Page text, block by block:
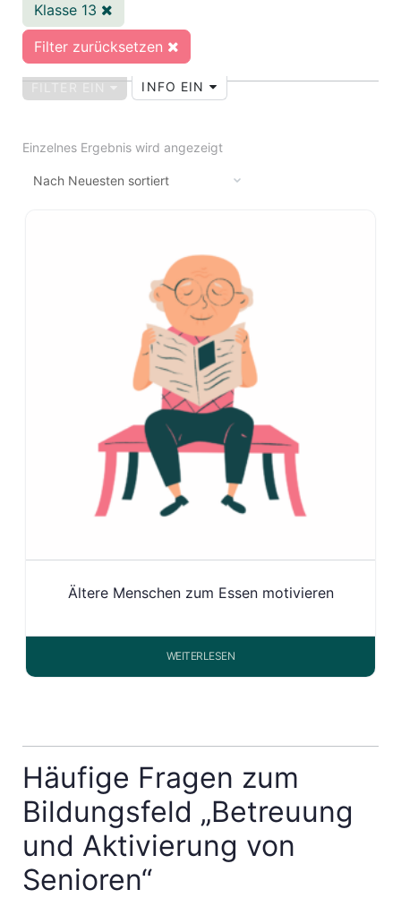
Klasse 13
Filter zurücksetzen
INFO EIN
Einzelnes Ergebnis wird angezeigt
Ältere Menschen zum Essen motivieren
WEITERLESEN
Häufige Fragen zum
Bildungsfeld „Betreuung
und Aktivierung von
Senioren“